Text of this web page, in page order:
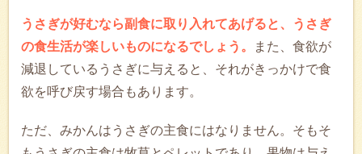
うさぎが好むなら副食に取り入れてあげると、うさぎ
の食生活が楽しいものになるでしょう。
また、食欲が
減退しているうさぎに与えると、それがきっかけで食
欲を呼び戻す場合もあります。
ただ、みかんはうさぎの主食にはなりません。そもそ